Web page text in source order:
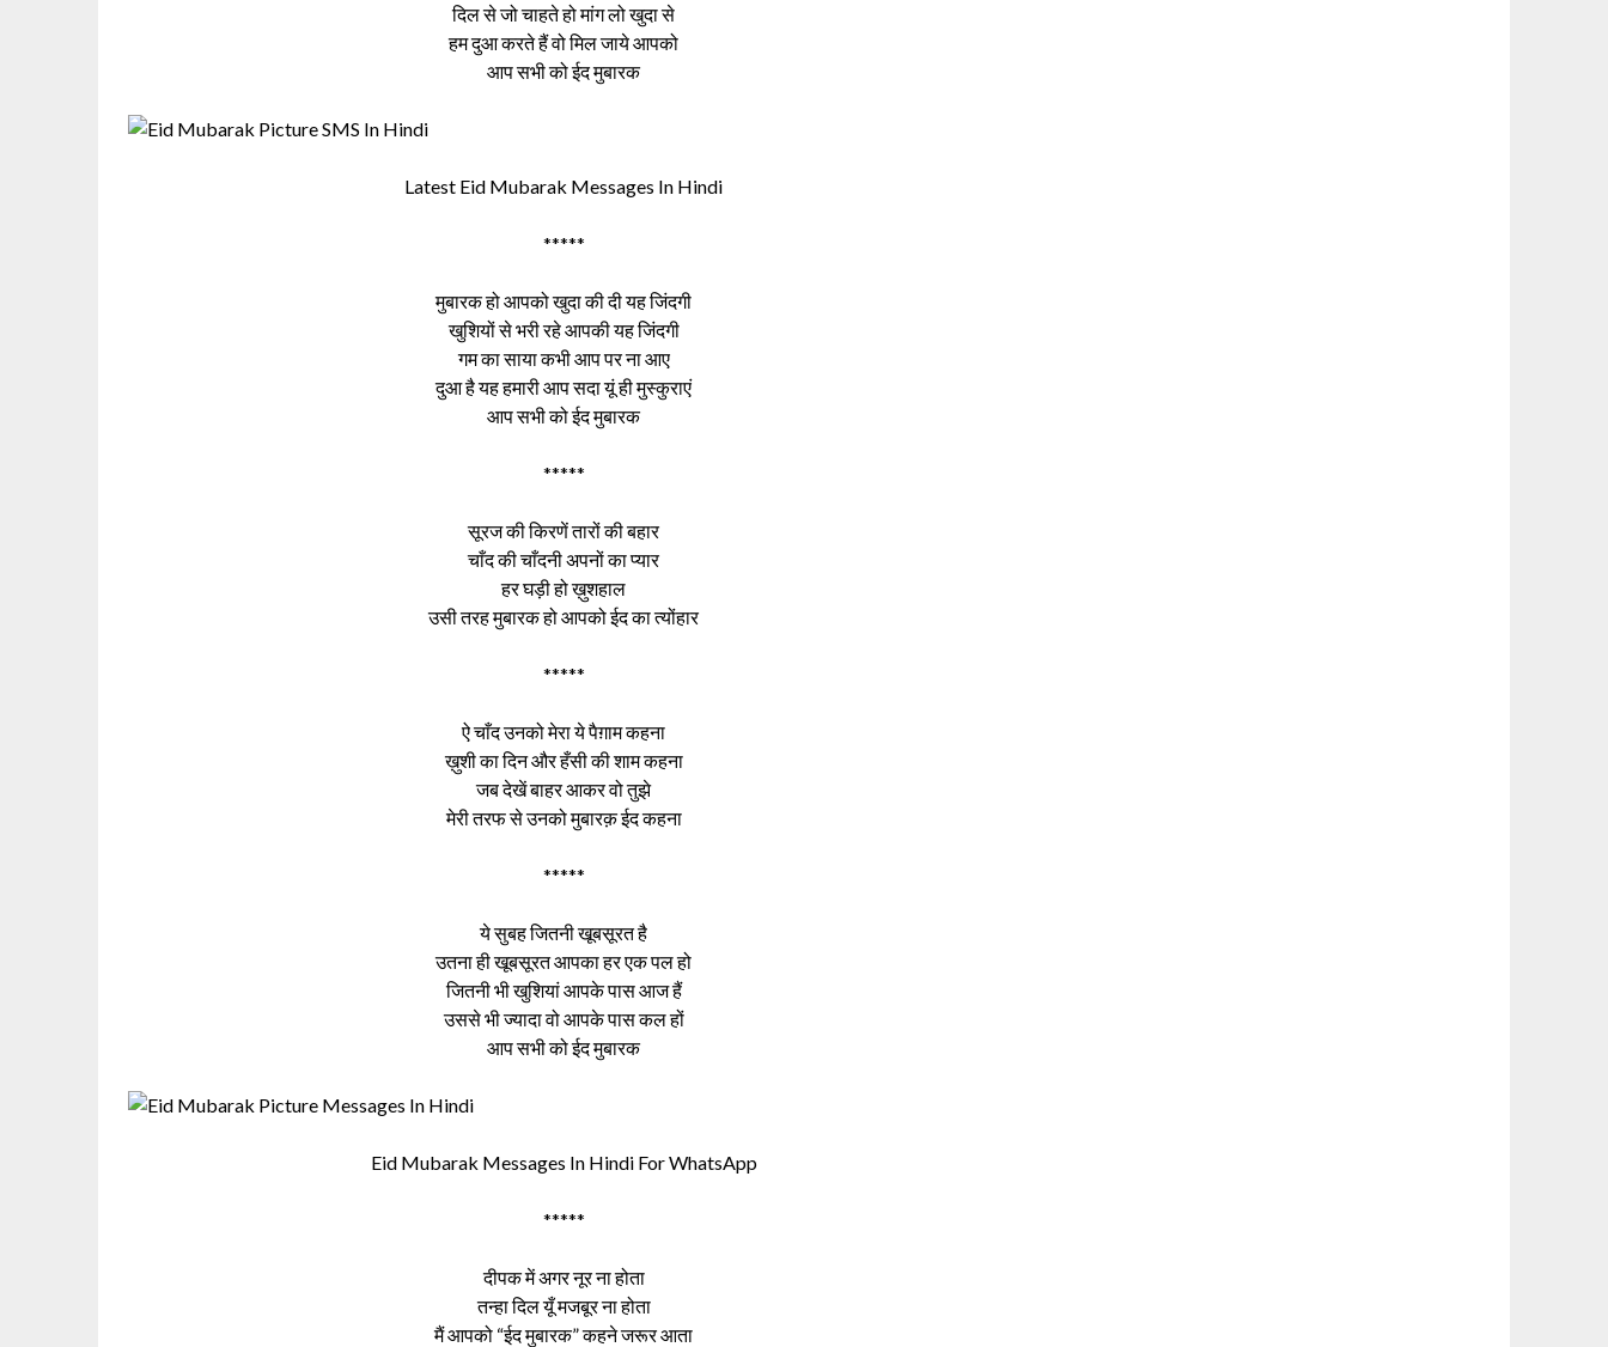
दिल से जो चाहते हो मांग लो खुदा से
हम दुआ करते हैं वो मिल जाये आपको
आप सभी को ईद मुबारक
Latest Eid Mubarak Messages In Hindi
*****
मुबारक हो आपको खुदा की दी यह जिंदगी
खुशियों से भरी रहे आपकी यह जिंदगी
गम का साया कभी आप पर ना आए
दुआ है यह हमारी आप सदा यूं ही मुस्कुराएं
आप सभी को ईद मुबारक
*****
सूरज की किरणें तारों की बहार
चाँद की चाँदनी अपनों का प्यार
हर घड़ी हो ख़ुशहाल
उसी तरह मुबारक हो आपको ईद का त्योंहार
*****
ऐ चाँद उनको मेरा ये पैग़ाम कहना
ख़ुशी का दिन और हँसी की शाम कहना
जब देखें बाहर आकर वो तुझे
मेरी तरफ से उनको मुबारक़ ईद कहना
*****
ये सुबह जितनी खूबसूरत है
उतना ही खूबसूरत आपका हर एक पल हो
जितनी भी खुशियां आपके पास आज हैं
उससे भी ज्यादा वो आपके पास कल हों
आप सभी को ईद मुबारक
Eid Mubarak Messages In Hindi For WhatsApp
*****
दीपक में अगर नूर ना होता
तन्हा दिल यूँ मजबूर ना होता
मैं आपको “ईद मुबारक” कहने जरूर आता